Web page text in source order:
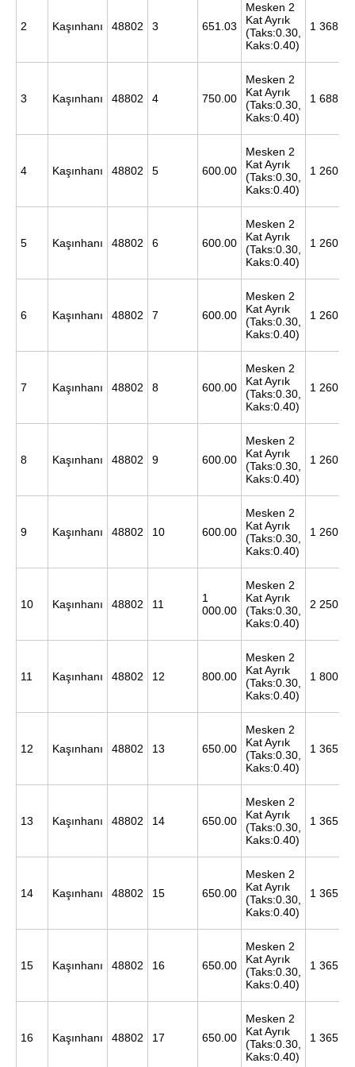
kılınması ve kişiselleştirilmesi ve sizlere yönelik
reklam/pazarlama faaliyetlerinin yapılması, amaçlarıyla
sınırlı olarak açık rızanız dahilinde kullanılacaktır.
Çerezlere ilişkin tercihlerinizi aşağıda yer alan panel
vasıtasıyla belirleyebilirsiniz. Çerezlere ilişkin detaylı bilgi
Çerez Bilgilendirme
6698 sayılı Kişisel Verilerin Korunması Kanunu uyarınca
hazırlanmış Aydınlatma Metnimizi okumak ve sitemizde
ilgili mevzuata uygun olarak kullanılan çerezlerle ilgili bilgi
almak için lütfen
tıklayınız
2 Kaşınhanı 48802 3 651.03
Mesken 2
Kat Ayrık
(Taks:0.30,
Kaks:0.40)
1 368
3 Kaşınhanı 48802 4 750.00
Mesken 2
Kat Ayrık
(Taks:0.30,
Kaks:0.40)
1 688
4 Kaşınhanı 48802 5 600.00
Mesken 2
Kat Ayrık
(Taks:0.30,
Kaks:0.40)
1 260
5 Kaşınhanı 48802 6 600.00
Mesken 2
Kat Ayrık
(Taks:0.30,
Kaks:0.40)
1 260
6 Kaşınhanı 48802 7 600.00
Mesken 2
Kat Ayrık
(Taks:0.30,
Kaks:0.40)
1 260
7 Kaşınhanı 48802 8 600.00
Mesken 2
Kat Ayrık
(Taks:0.30,
Kaks:0.40)
1 260
8 Kaşınhanı 48802 9 600.00
Mesken 2
Kat Ayrık
(Taks:0.30,
Kaks:0.40)
1 260
9 Kaşınhanı 48802 10 600.00
Mesken 2
Kat Ayrık
(Taks:0.30,
Kaks:0.40)
1 260
10 Kaşınhanı 48802 11
1
000.00
Mesken 2
Kat Ayrık
(Taks:0.30,
Kaks:0.40)
2 250
11 Kaşınhanı 48802 12 800.00
Mesken 2
Kat Ayrık
(Taks:0.30,
Kaks:0.40)
1 800
12 Kaşınhanı 48802 13 650.00
Mesken 2
Kat Ayrık
(Taks:0.30,
Kaks:0.40)
1 365
13 Kaşınhanı 48802 14 650.00
Mesken 2
Kat Ayrık
(Taks:0.30,
Kaks:0.40)
1 365
14 Kaşınhanı 48802 15 650.00
Mesken 2
Kat Ayrık
(Taks:0.30,
Kaks:0.40)
1 365
15 Kaşınhanı 48802 16 650.00
Mesken 2
Kat Ayrık
(Taks:0.30,
Kaks:0.40)
1 365
16 Kaşınhanı 48802 17 650.00
Mesken 2
Kat Ayrık
(Taks:0.30,
Kaks:0.40)
1 365